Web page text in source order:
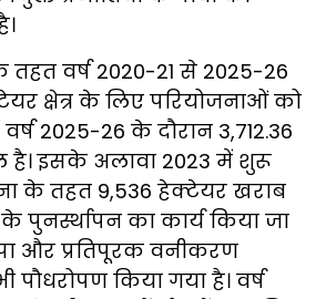
वर्ष 2020-21 से 2025-26
क्षेत्र के लिए परियोजनाओं को
2025-26 के दौरान 3,712.36
है। इसके अलावा 2023 में शुरू
के तहत 9,536 हेक्टेयर खराब
के पुनर्स्थापन का कार्य किया जा
और प्रतिपूरक वनीकरण
पौधरोपण किया गया है। वर्ष